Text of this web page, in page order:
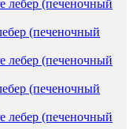
(печеночный
(печеночный